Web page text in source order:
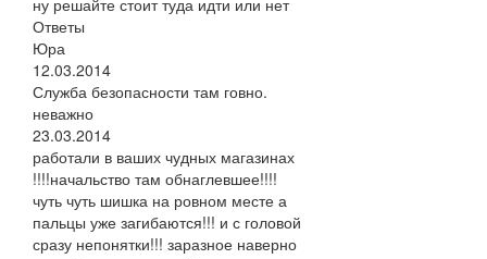
ну решайте стоит туда идти или нет
Ответы
Юра
12.03.2014
Служба безопасности там говно.
неважно
23.03.2014
работали в ваших чудных магазинах
!!!!начальство там обнаглевшее!!!!
чуть чуть шишка на ровном месте а
пальцы уже загибаются!!! и с головой
сразу непонятки!!! заразное наверно